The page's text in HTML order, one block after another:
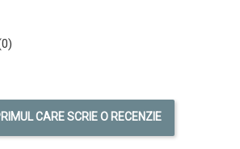
CARE SCRIE O RECENZIE